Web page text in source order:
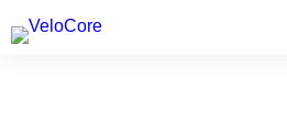
Agenturen & Webdesigner